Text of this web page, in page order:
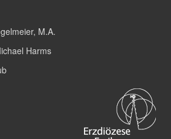
M.A.
Harms